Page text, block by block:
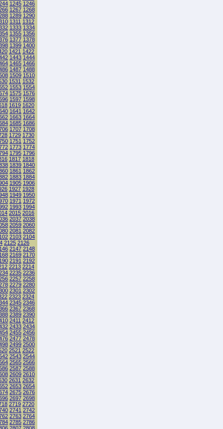
1245 1246
1267 1268
1289 1290
1311 1312
1333 1334
1355 1356
1377 1378
1399 1400
1421 1422
1443 1444
1465 1466
1487 1488
1509 1510
1531 1532
1553 1554
1575 1576
1597 1598
1619 1620
1641 1642
1663 1664
1685 1686
1707 1708
1729 1730
1751 1752
1773 1774
1795 1796
1817 1818
1839 1840
1861 1862
1883 1884
1905 1906
1927 1928
1949 1950
1971 1972
1993 1994
2015 2016
2037 2038
2059 2060
2081 2082
2103 2104
2125 2126
2147 2148
2169 2170
2191 2192
2213 2214
2235 2236
2257 2258
2279 2280
2301 2302
2323 2324
2345 2346
2367 2368
2389 2390
2411 2412
2433 2434
2455 2456
2477 2478
2499 2500
2521 2522
2543 2544
2565 2566
2587 2588
2609 2610
2631 2632
2653 2654
2675 2676
2697 2698
2719 2720
2741 2742
2763 2764
2785 2786